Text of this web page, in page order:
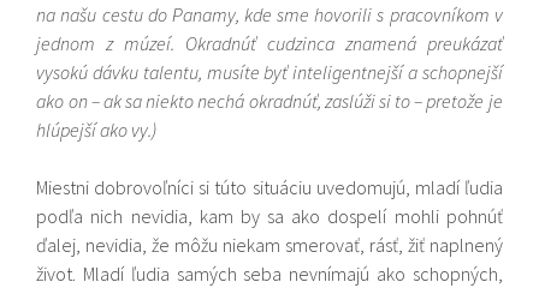
na našu cestu do Panamy, kde sme hovorili s pracovníkom v
jednom z múzeí. Okradnúť cudzinca znamená preukázať
vysokú dávku talentu, musíte byť inteligentnejší a schopnejší
ako on – ak sa niekto nechá okradnúť, zaslúži si to – pretože je
hlúpejší ako vy.)
Miestni dobrovoľníci si túto situáciu uvedomujú, mladí ľudia
podľa nich nevidia, kam by sa ako dospelí mohli pohnúť
ďalej, nevidia, že môžu niekam smerovať, rásť, žiť naplnený
život. Mladí ľudia samých seba nevnímajú ako schopných,